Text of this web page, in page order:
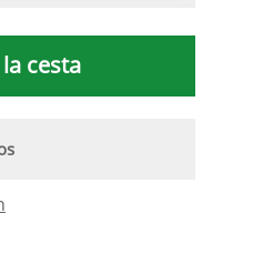
cesta